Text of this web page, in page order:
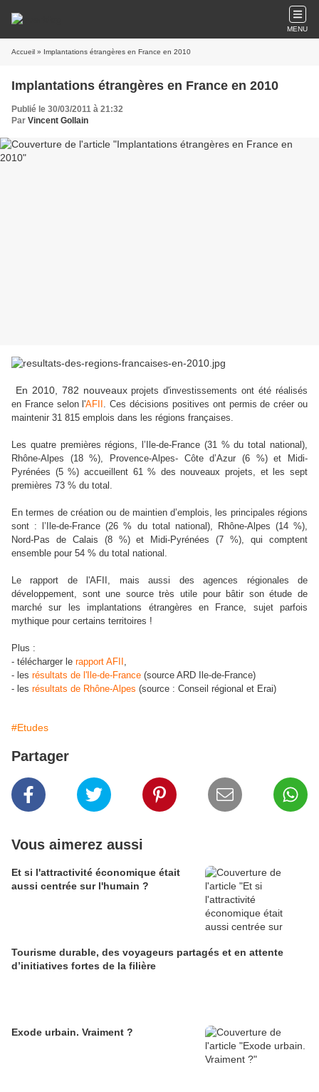
MENU
Accueil » Implantations étrangères en France en 2010
Implantations étrangères en France en 2010
Publié le 30/03/2011 à 21:32
Par Vincent Gollain
En 2010, 782 nouveauxprojets d'investissements ont été réalisés
en France selon l'AFII . Ces décisions positives ont permis de créer ou
maintenir 31 815 emplois dans les régions françaises.
Les quatre premières régions, l’Ile-de-France (31 % du total national),
Rhône-Alpes (18 %), Provence-Alpes- Côte d’Azur (6 %) et Midi-
Pyrénées (5 %) accueillent 61 % des nouveaux projets, et les sept
premières 73 % du total.
En termes de création ou de maintien d’emplois, les principales régions
sont : l’Ile-de-France (26 % du total national), Rhône-Alpes (14 %),
Nord-Pas de Calais (8 %) et Midi-Pyrénées (7 %), qui comptent
ensemble pour 54 % du total national.
Le rapport de l'AFII, mais aussi des agences régionales de
développement, sont une source très utile pour bâtir son étude de
marché sur les implantations étrangères en France, sujet parfois
mythique pour certains territoires !
Plus :
- télécharger le rapport AFII ,
- les résultats de l'Ile-de-France (source ARD Ile-de-France)
- les résultats de Rhône-Alpes (source : Conseil régional et Erai)
#Etudes
Partager
Vous aimerez aussi
Et si l'attractivité économique était
aussi centrée sur l'humain ?
Tourisme durable, des voyageurs partagés et en attente
d’initiatives fortes de la filière
Exode urbain. Vraiment ?